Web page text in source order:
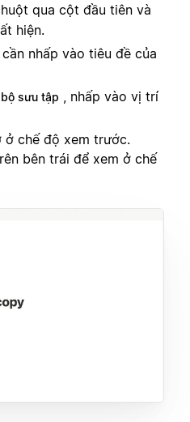
qua cột đầu tiên và
hiện.
cần nhấp vào tiêu đề của
bộ sưu tập
, nhấp vào vị trí
ở chế độ xem trước.
bên trái để xem ở chế